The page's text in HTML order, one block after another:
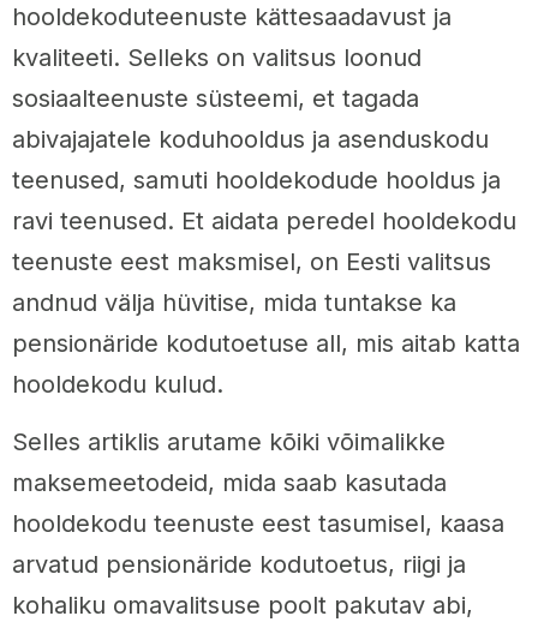
hooldekoduteenuste kättesaadavust ja
kvaliteeti. Selleks on valitsus loonud
sosiaalteenuste süsteemi, et tagada
abivajajatele koduhooldus ja asenduskodu
teenused, samuti hooldekodude hooldus ja
ravi teenused. Et aidata peredel hooldekodu
teenuste eest maksmisel, on Eesti valitsus
andnud välja hüvitise, mida tuntakse ka
pensionäride kodutoetuse all, mis aitab katta
hooldekodu kulud.
Selles artiklis arutame kõiki võimalikke
maksemeetodeid, mida saab kasutada
hooldekodu teenuste eest tasumisel, kaasa
arvatud pensionäride kodutoetus, riigi ja
kohaliku omavalitsuse poolt pakutav abi,